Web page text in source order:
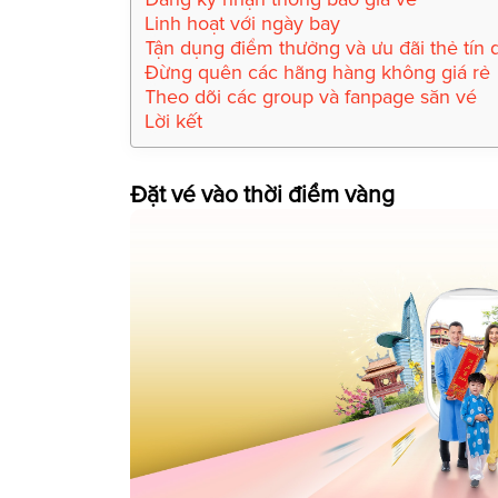
Linh hoạt với ngày bay
Tận dụng điểm thưởng và ưu đãi thẻ tín
Đừng quên các hãng hàng không giá rẻ
Theo dõi các group và fanpage săn vé
Lời kết
Đặt vé vào thời điểm vàng